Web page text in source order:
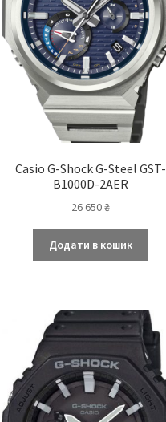
Casio G-Shock G-Steel GST-
B1000D-2AER
26 650₴
Додати в кошик